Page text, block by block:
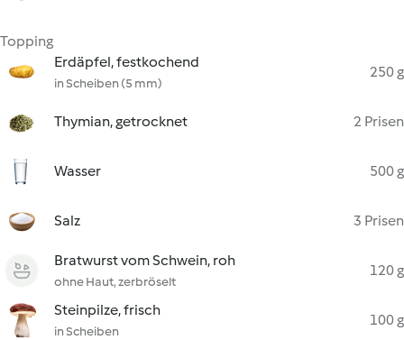
Topping
Erdäpfel, festkochend
in Scheiben (5 mm)
250 g
Thymian, getrocknet 2 Prisen
Wasser 500 g
Salz 3 Prisen
Bratwurst vom Schwein, roh
ohne Haut, zerbröselt
120 g
Steinpilze, frisch
in Scheiben
100 g